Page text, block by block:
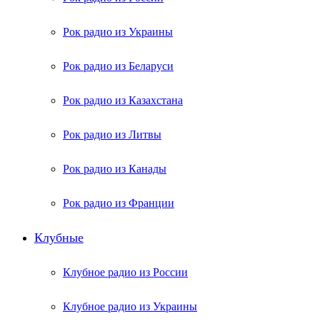
Рок радио из Украины
Рок радио из Беларуси
Рок радио из Казахстана
Рок радио из Литвы
Рок радио из Канады
Рок радио из Франции
Клубные
Клубное радио из России
Клубное радио из Украины